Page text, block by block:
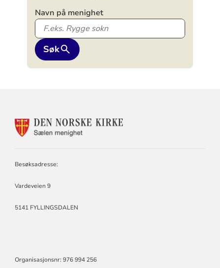
Navn på menighet
Søk
KONTAKTINFORMASJON
Besøksadresse:
Vardeveien 9
5141 FYLLINGSDALEN
Organisasjonsnr: 976 994 256